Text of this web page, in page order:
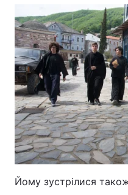
Йому зустрілися